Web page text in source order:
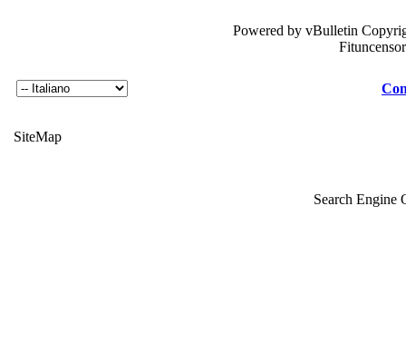
Powered by vBulletin
SiteMap
Search Engine